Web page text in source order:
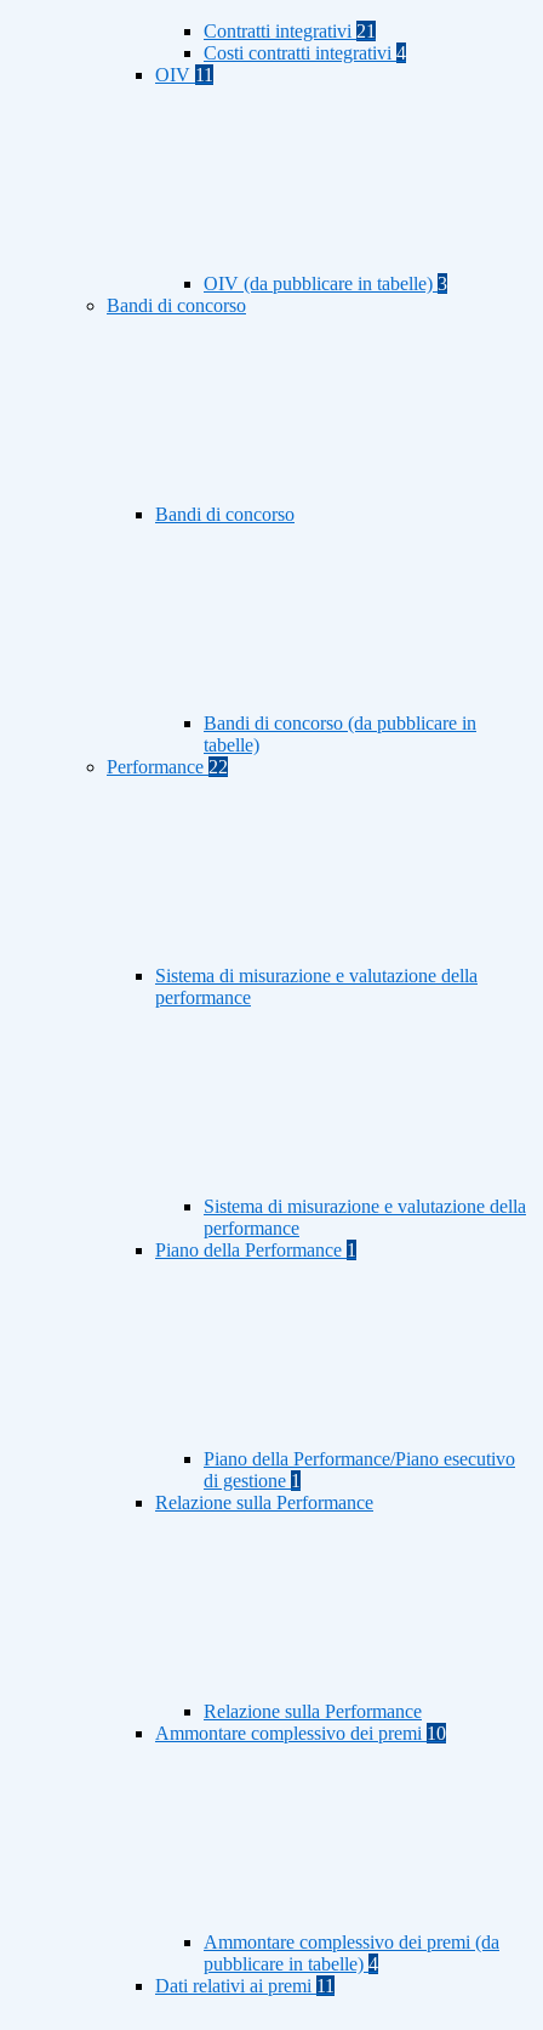
Contratti integrativi 21
Costi contratti integrativi 4
OIV 11
OIV (da pubblicare in tabelle) 3
Bandi di concorso
Bandi di concorso
Bandi di concorso (da pubblicare in
tabelle)
Performance 22
Sistema di misurazione e valutazione della
performance
Sistema di misurazione e valutazione della
performance
Piano della Performance 1
Piano della Performance/Piano esecutivo
di gestione 1
Relazione sulla Performance
Relazione sulla Performance
Ammontare complessivo dei premi 10
Ammontare complessivo dei premi (da
pubblicare in tabelle) 4
Dati relativi ai premi 11